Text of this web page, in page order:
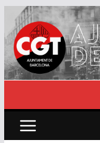
Skip
to
content